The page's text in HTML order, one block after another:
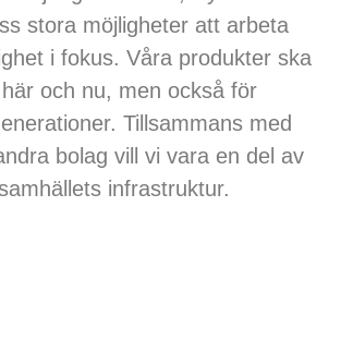
stora möjligheter att arbeta
i fokus. Våra produkter ska
och nu, men också för
Tillsammans med
bolag vill vi vara en del av
infrastruktur.